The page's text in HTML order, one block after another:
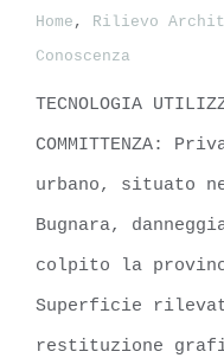
Aggregato
Home , Rilievo
Conoscenza
TECNOLOGIA
COMMITTENZA:
urbano, situato
Bugnara,
colpito la
Superficie
restituzione